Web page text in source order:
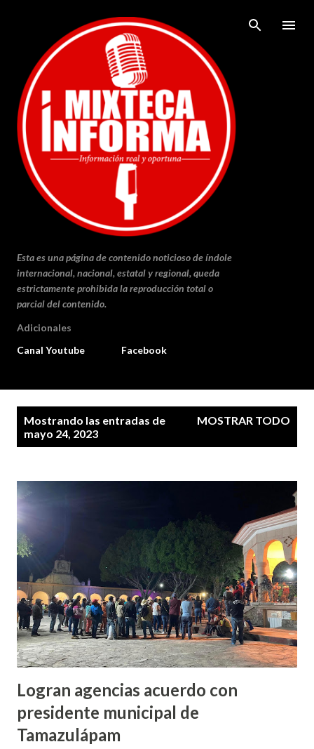
Ir al contenido principal
Esta es una página de contenido noticioso de índole
internacional, nacional, estatal y regional, queda
estrictamente prohibida la reproducción total o
parcial del contenido.
Adicionales
Canal Youtube
Facebook
Mostrando las entradas de
mayo 24, 2023
MOSTRAR TODO
Logran agencias acuerdo con
presidente municipal de
Tamazulápam